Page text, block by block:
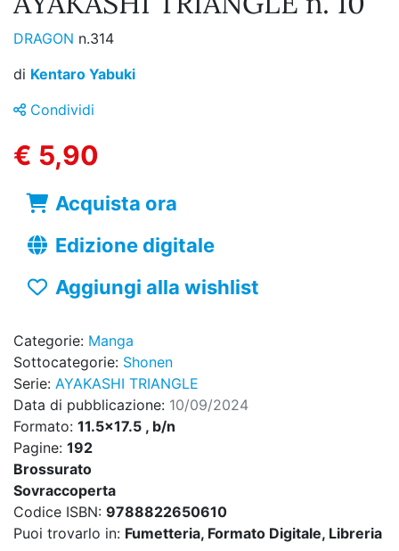
DRAGON n.314
di Kentaro Yabuki
Condividi
€ 5,90
Acquista ora
Edizione digitale
Aggiungi alla wishlist
Categorie: Manga
Sottocategorie: Shonen
Serie: AYAKASHI TRIANGLE
Data di pubblicazione: 10/09/2024
Formato: 11.5x17.5 , b/n
Pagine: 192
Brossurato
Sovraccoperta
Codice ISBN: 9788822650610
Puoi trovarlo in: Fumetteria, Formato Digitale, Libreria